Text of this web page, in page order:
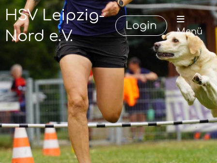
HSV Leipzig-
Nord e.V.
Login Menü